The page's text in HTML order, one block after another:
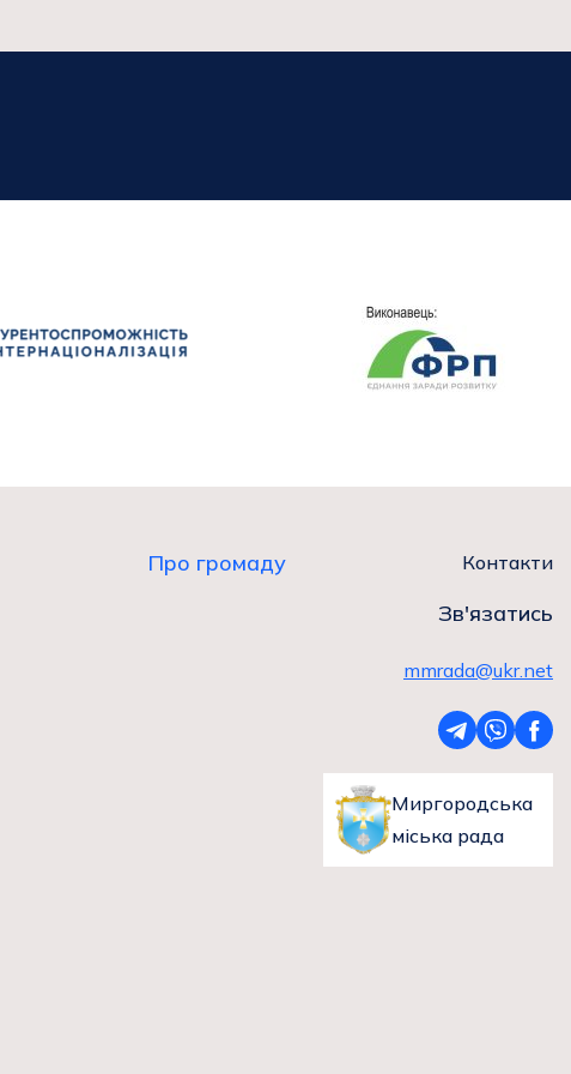
Про громаду Контакти
Зв'язатись
mmrada@ukr.net
Миргородська
міська рада